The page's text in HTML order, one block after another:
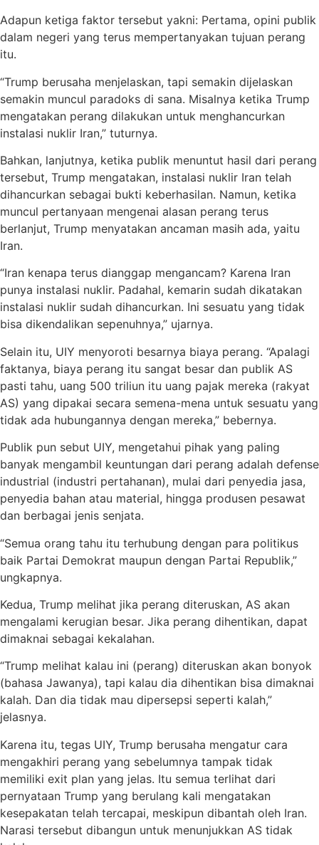
Adapun ketiga faktor tersebut yakni: Pertama, opini publik
dalam negeri yang terus mempertanyakan tujuan perang
itu.
“Trump berusaha menjelaskan, tapi semakin dijelaskan
semakin muncul paradoks di sana. Misalnya ketika Trump
mengatakan perang dilakukan untuk menghancurkan
instalasi nuklir Iran,” tuturnya.
Bahkan, lanjutnya, ketika publik menuntut hasil dari perang
tersebut, Trump mengatakan, instalasi nuklir Iran telah
dihancurkan sebagai bukti keberhasilan. Namun, ketika
muncul pertanyaan mengenai alasan perang terus
berlanjut, Trump menyatakan ancaman masih ada, yaitu
Iran.
“Iran kenapa terus dianggap mengancam? Karena Iran
punya instalasi nuklir. Padahal, kemarin sudah dikatakan
instalasi nuklir sudah dihancurkan. Ini sesuatu yang tidak
bisa dikendalikan sepenuhnya,” ujarnya.
Selain itu, UIY menyoroti besarnya biaya perang. “Apalagi
faktanya, biaya perang itu sangat besar dan publik AS
pasti tahu, uang 500 triliun itu uang pajak mereka (rakyat
AS) yang dipakai secara semena-mena untuk sesuatu yang
tidak ada hubungannya dengan mereka,” bebernya.
Publik pun sebut UIY, mengetahui pihak yang paling
banyak mengambil keuntungan dari perang adalah defense
industrial (industri pertahanan), mulai dari penyedia jasa,
penyedia bahan atau material, hingga produsen pesawat
dan berbagai jenis senjata.
“Semua orang tahu itu terhubung dengan para politikus
baik Partai Demokrat maupun dengan Partai Republik,”
ungkapnya.
Kedua, Trump melihat jika perang diteruskan, AS akan
mengalami kerugian besar. Jika perang dihentikan, dapat
dimaknai sebagai kekalahan.
“Trump melihat kalau ini (perang) diteruskan akan bonyok
(bahasa Jawanya), tapi kalau dia dihentikan bisa dimaknai
kalah. Dan dia tidak mau dipersepsi seperti kalah,”
jelasnya.
Karena itu, tegas UIY, Trump berusaha mengatur cara
mengakhiri perang yang sebelumnya tampak tidak
memiliki exit plan yang jelas. Itu semua terlihat dari
pernyataan Trump yang berulang kali mengatakan
kesepakatan telah tercapai, meskipun dibantah oleh Iran.
Narasi tersebut dibangun untuk menunjukkan AS tidak